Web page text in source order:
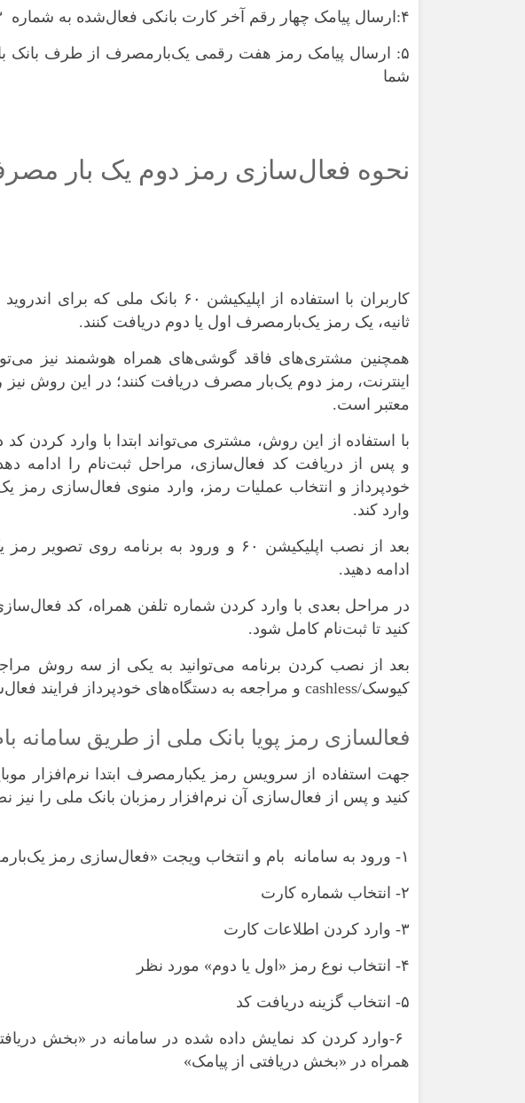
۴:ارسال پیامک چهار رقم آخر کارت بانکی فعال‌شده به شماره‌ ۳۰۰۰۳۳۰۳ جهت دریافت رمز پویا
شما
نحوه فعال‌سازی رمز دوم یک‌ بار
کاربران با استفاده از اپلیکیشن ۶۰ بانک ملی
ثانیه، یک رمز یک‌بارمصرف اول یا دوم دریافت کنند.
همچنین مشتری‌های فاقد گوشی‌های همراه هوشمند نیز
اینترنت
معتبر است.
و پس از دریافت کد فعال‌سازی، مراحل ثبت‌نام را ادامه
خودپرداز و انتخاب عملیات رمز، وارد منوی فعال‌سازی
وارد کند.
بعد از نصب اپلیکیشن ۶۰ و ورود به برنامه
ادامه دهید.
در مراحل بعدی با وارد کردن شماره تلفن همراه، کد
کنید تا ثبت‌نام کامل شود.
بعد از نصب کردن برنامه می‌توانید به یکی از سه روش
کیوسک/cashless و مراجعه به دستگاه‌های خودپرداز فرایند فعال‌سازی را تکمیل کنید.
فعالسازی رمز پویا بانک ملی از طریق سامانه‌
جهت استفاده از سرویس رمز یکبارمصرف ابتدا نرم‌افزار
کنید و پس از فعال‌سازی آن نرم‌افزار رمزبان بانک ملی را نیز
۱- ورود به سامانه‌ بام و انتخاب ویجت «فعال‌سازی رمز یک‌بارمصرف کارت»
۲- انتخاب شماره کارت
۳- وارد کردن اطلاعات کارت
۴- انتخاب نوع رمز «اول یا دوم» مورد نظر
۵- انتخاب گزینه دریافت کد
۶-وارد کردن کد نمایش داده شده در سامانه در «بخش
همراه در «بخش دریافتی از پیامک»